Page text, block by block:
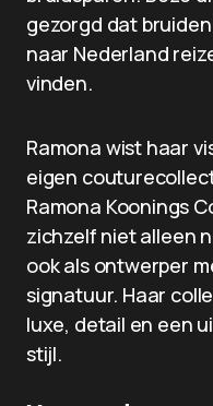
gezorgd dat
naar Nederland
vinden.
Ramona wist haar
eigen
Ramona Koonings
zichzelf niet alleen
ook als ontwerper
signatuur. Haar
luxe, detail en een
stijl.